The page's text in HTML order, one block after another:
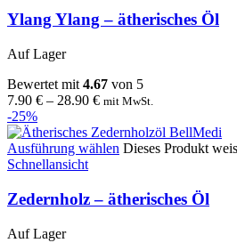
Ylang Ylang – ätherisches Öl
Auf Lager
Bewertet mit 4.67 von 5
7.90 € – 28.90 € mit MwSt.
-25%
Ausführung wählen Dieses Produkt
Schnellansicht
Zedernholz – ätherisches Öl
Auf Lager